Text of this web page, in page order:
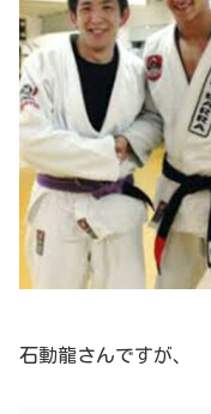
石動龍さんですが、